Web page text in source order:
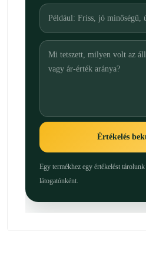
Értékelés
Egy termékhez egy értékelést
látogatónként.